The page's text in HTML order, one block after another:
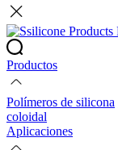
Productos
Polímeros de silicona
coloidal
Aplicaciones